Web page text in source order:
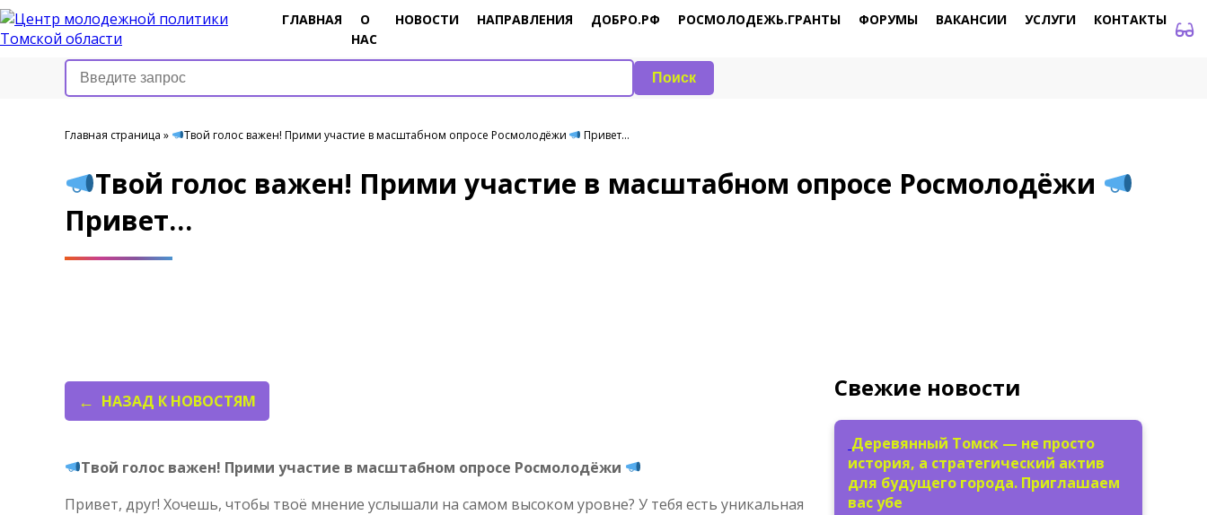
ГЛАВНАЯ
О
НАС
НОВОСТИ НАПРАВЛЕНИЯ ДОБРО.РФ РОСМОЛОДЕЖЬ.ГРАНТЫ ФОРУМЫ ВАКАНСИИ УСЛУГИ КОНТАКТЫ
Поиск
Главная страница » Твой голос важен! Прими участие в масштабном опросе Росмолодёжи Привет…
Твой голос важен! Прими участие в масштабном опросе Росмолодёжи
Привет…
НАЗАД К НОВОСТЯМ
Твой голос важен! Прими участие в масштабном опросе Росмолодёжи
Привет, друг! Хочешь, чтобы твоё мнение услышали на самом высоком уровне? У тебя есть уникальная
Свежие новости
Деревянный Томск — не просто
история, а стратегический актив
для будущего города. Приглашаем
вас убе